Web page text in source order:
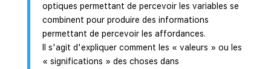
optiques permettant de percevoir les variables se
combinent pour produire des informations
permettant de percevoir les affordances.
Il s'agit d'expliquer comment les « valeurs » ou les
« significations » des choses dans